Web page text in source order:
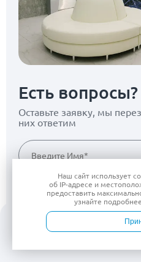
Есть вопросы?
Оставьте заявку, мы
них ответим
Согласен(на) на обработку
Наш сайт использует
об IP-адресе и
предоставить
узнайте